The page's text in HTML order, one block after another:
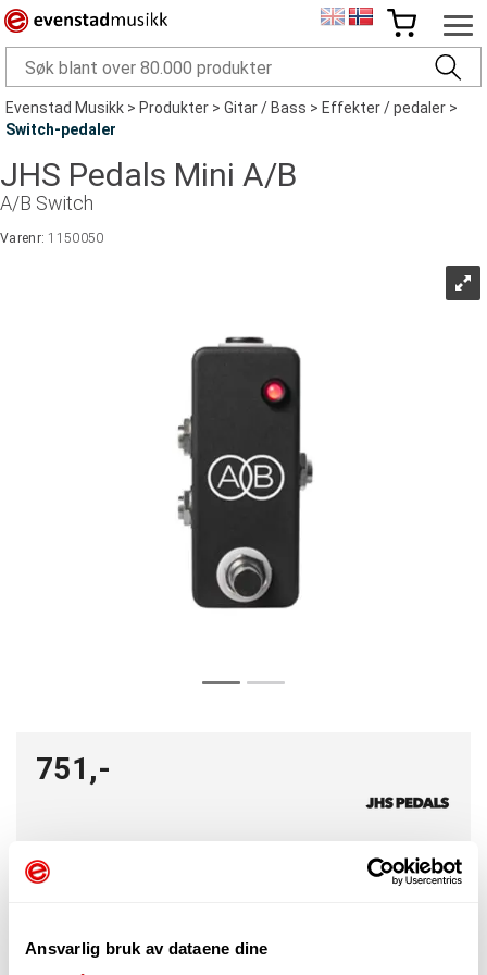
Ansvarlig bruk av dataene dine
Evenstad Musikk>Produkter>Gitar / Bass>Effekter / pedaler>
Switch-pedaler
JHS Pedals Mini A/B
A/B Switch
Varenr:1150050
751,-